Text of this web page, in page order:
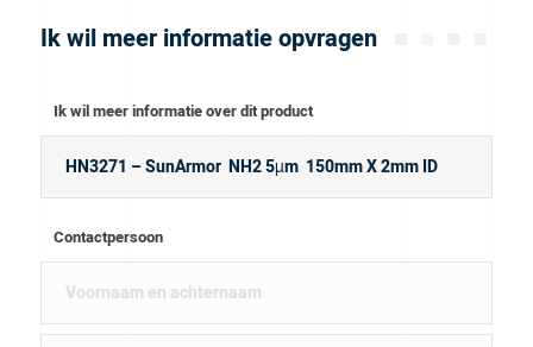
Ik wil meer informatie opvragen
Ik wil meer informatie over dit product
Contactpersoon